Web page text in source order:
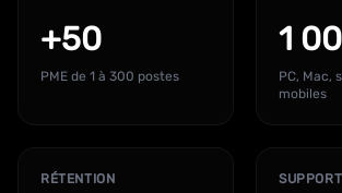
+50
PME de 1 à 300 postes
1
PC, Mac,
mobiles
RÉTENTION SUPPORT